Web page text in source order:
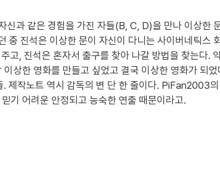
과 같은 경험을 가진 자들(B, C, D)을 만나 이상한
중 진석은 이상한 문이 자신이 다니는 사이버네틱스
고, 진석은 혼자서 출구를 찾아 나갈 방법을 찾는다.
상한 영화를 만들고 싶었고 결국 이상한 영화가 되
작노트 역시 감독의 변 단 한 줄이다. PiFan2003
기 어려운 안정되고 능숙한 연출 때문이라고.